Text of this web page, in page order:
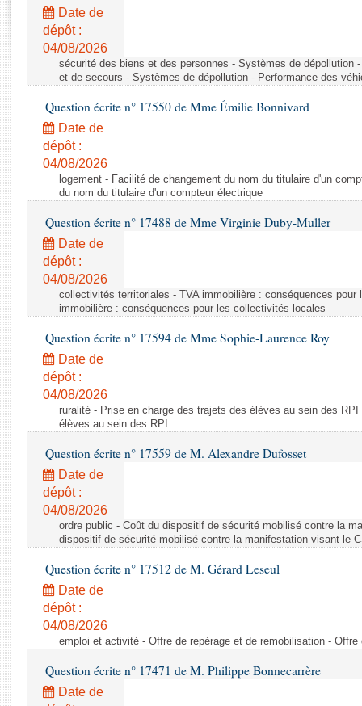
Rapports législatifs
Rapports sur l'application des lois
Baromètre de l’application des lois
Dossiers législatifs
Budget et sécurité sociale
Questions écrites et orales
Comptes rendus des débats
Date de
dépôt :
04/08/2026
sécurité des biens et des personnes - Systèmes de dépollution
et de secours - Systèmes de dépollution - Performance des
Question écrite n° 17550 de Mme Émilie Bonnivard
Date de
dépôt :
04/08/2026
logement - Facilité de changement du nom du titulaire d'un
du nom du titulaire d'un compteur électrique
Question écrite n° 17488 de Mme Virginie Duby-Muller
Date de
dépôt :
04/08/2026
collectivités territoriales - TVA immobilière : conséquences
immobilière : conséquences pour les collectivités locales
Question écrite n° 17594 de Mme Sophie-Laurence Roy
Date de
dépôt :
04/08/2026
ruralité - Prise en charge des trajets des élèves au sein des
élèves au sein des RPI
Question écrite n° 17559 de M. Alexandre Dufosset
Date de
dépôt :
04/08/2026
ordre public - Coût du dispositif de sécurité mobilisé contre la
dispositif de sécurité mobilisé contre la manifestation visant le
Question écrite n° 17512 de M. Gérard Leseul
Date de
dépôt :
04/08/2026
emploi et activité - Offre de repérage et de remobilisation -
Question écrite n° 17471 de M. Philippe Bonnecarrère
Date de